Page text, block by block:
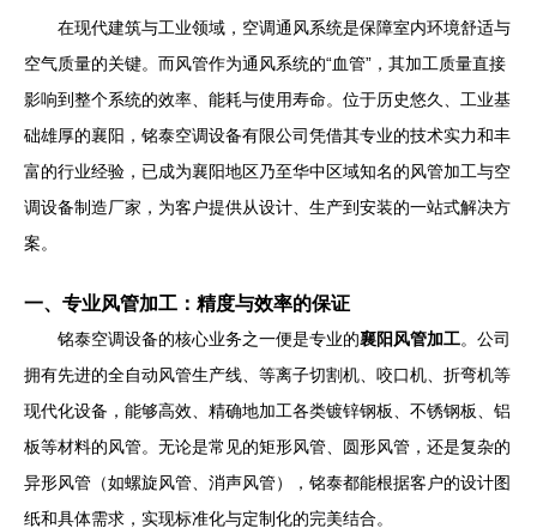
在现代建筑与工业领域，空调通风系统是保障室内环境舒适与
空气质量的关键。而风管作为通风系统的“血管”，其加工质量直接
影响到整个系统的效率、能耗与使用寿命。位于历史悠久、工业基
础雄厚的襄阳，铭泰空调设备有限公司凭借其专业的技术实力和丰
富的行业经验，已成为襄阳地区乃至华中区域知名的风管加工与空
调设备制造厂家，为客户提供从设计、生产到安装的一站式解决方
案。
一、专业风管加工：精度与效率的保证
铭泰空调设备的核心业务之一便是专业的襄阳风管加工。公司
拥有先进的全自动风管生产线、等离子切割机、咬口机、折弯机等
现代化设备，能够高效、精确地加工各类镀锌钢板、不锈钢板、铝
板等材料的风管。无论是常见的矩形风管、圆形风管，还是复杂的
异形风管（如螺旋风管、消声风管），铭泰都能根据客户的设计图
纸和具体需求，实现标准化与定制化的完美结合。